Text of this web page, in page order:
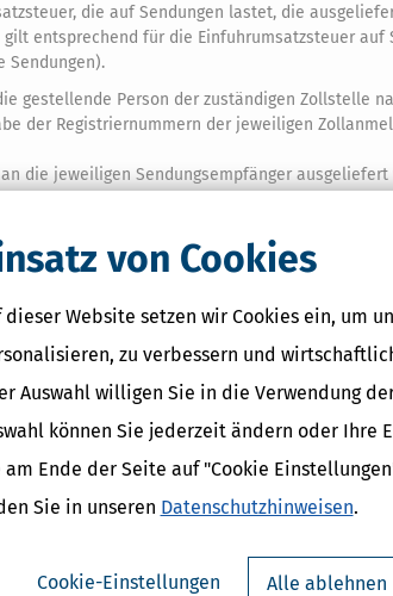
von Cookies
dieser Website setzen wir Cookies ein, um
zu verbessern und
Auswahl willigen Sie in die Verwendung
können Sie jederzeit ändern oder Ihre
am Ende der Seite auf "Cookie
Sie in unseren Datenschutzhinweisen.
Cookie-Einstellungen Alle ablehnen
die auf Sendungen lastet, die
gilt entsprechend für die Einfuhrumsatzsteuer auf
Sendungen).
gestellende Person der zuständigen Zollstelle
der Registriernummern der jeweiligen
die jeweiligen Sendungsempfänger
und gegebenenfalls davor eingeführt wurden,
konnten und sich noch in der
dem Sendungsempfänger zu übergeben, im
zerstört oder anderweitig verwertet wurden
lastende Einfuhrumsatzsteuer.